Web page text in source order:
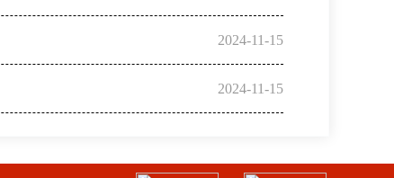
2024-11-15
2024-11-15